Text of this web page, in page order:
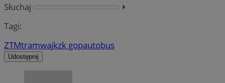
Słuchaj
⏵︎
Tagi:
ZTMtramwajkzk gopautobus
Udostępnij